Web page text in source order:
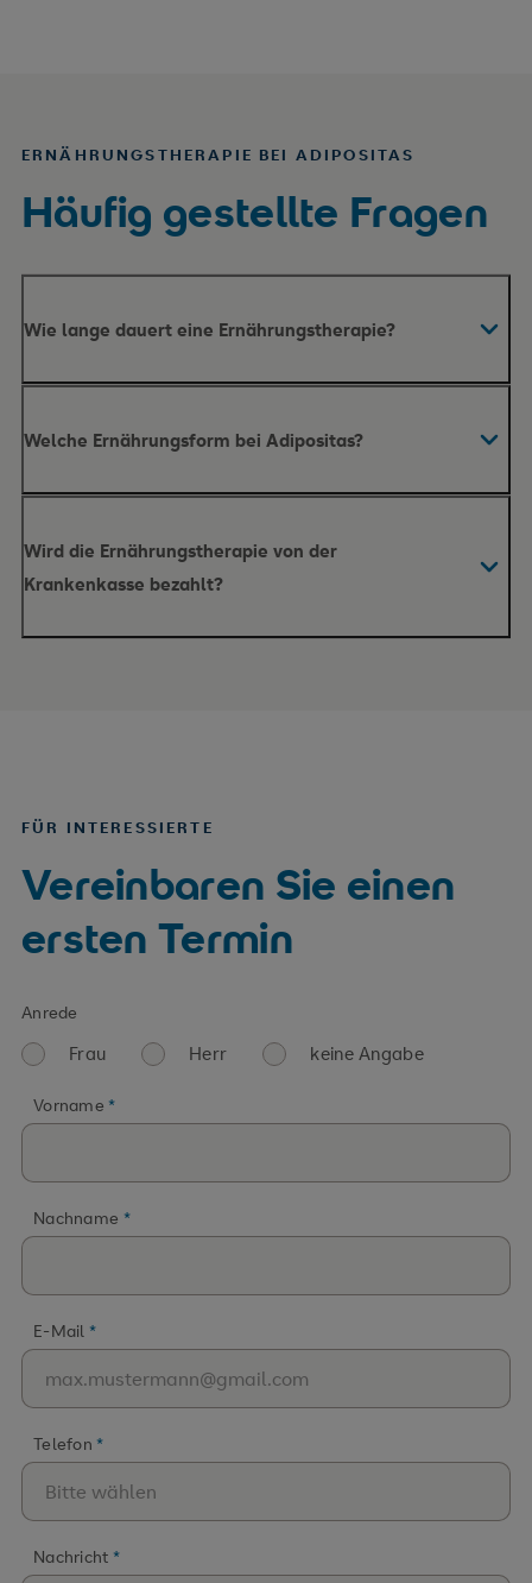
ERNÄHRUNGSTHERAPIE BEI ADIPOSITAS
Häufig gestellte Fragen
Wie lange dauert eine Ernährungstherapie?
Welche Ernährungsform bei Adipositas?
Wird die Ernährungstherapie von der
Krankenkasse bezahlt?
FÜR INTERESSIERTE
Vereinbaren Sie einen
ersten Termin
Anrede
Frau Herr keine Angabe
Vorname
Nachname
E-Mail
Telefon
Nachricht